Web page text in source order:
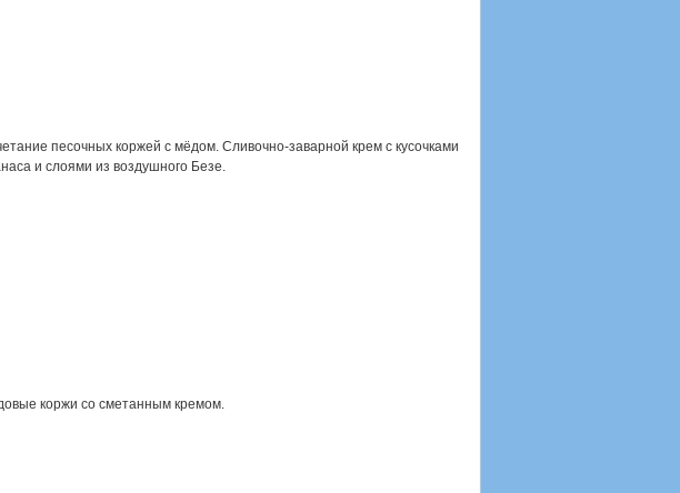
песочных коржей с мёдом. Сливочно-заварной крем с кусочками
и слоями из воздушного Безе.
коржи со сметанным кремом.